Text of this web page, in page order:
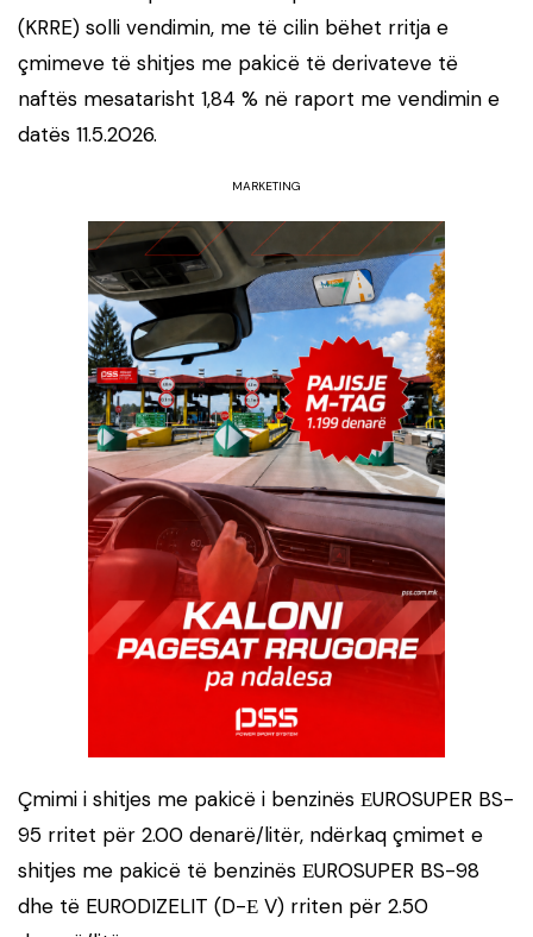
(KRRE) solli vendimin, me të cilin bëhet rritja e
çmimeve të shitjes me pakicë të derivateve të
naftës mesatarisht 1,84 % në raport me vendimin e
datës 11.5.2026.
MARKETING
Çmimi i shitjes me pakicë i benzinës ЕUROSUPER BS-
95 rritet për 2.00 denarë/litër, ndërkaq çmimet e
shitjes me pakicë të benzinës ЕUROSUPER BS-98
dhe të EURODIZELIT (D-Е V) rriten për 2.50